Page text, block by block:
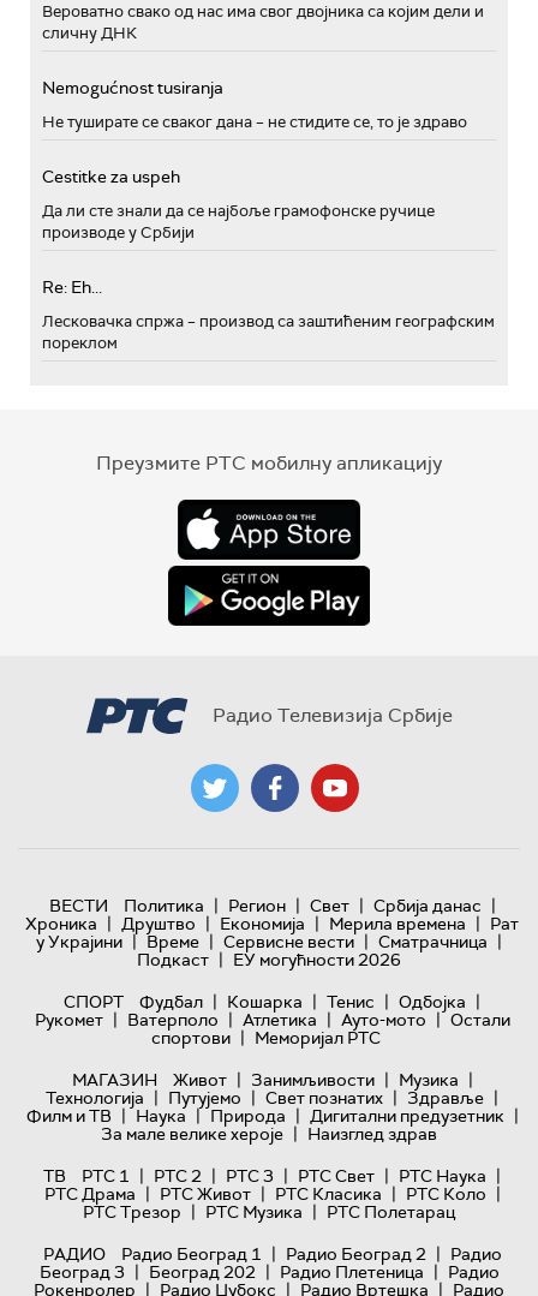
Вероватно свако од нас има свог двојника са којим дели и
сличну ДНК
Nemogućnost tusiranja
Не туширате се сваког дана – не стидите се, то је здраво
Cestitke za uspeh
Да ли сте знали да се најбоље грамофонске ручице
производе у Србији
Re: Eh...
Лесковачка спржа – производ са заштићеним географским
пореклом
Преузмите РТС мобилну апликацију
Радио Телевизија Србије
ВЕСТИ Политика | Регион | Свет | Србија данас |
Хроника | Друштво | Економија | Мерила времена | Рат
у Украјини | Време | Сервисне вести | Сматрачница |
Подкаст | ЕУ могућности 2026
СПОРТ
Фудбал | Кошарка | Тенис | Одбојка |
Рукомет | Ватерполо | Атлетика | Ауто-мото | Остали
спортови | Меморијал РТС
МАГАЗИН
Живот | Занимљивости | Музика |
Технологијa | Путујемо | Свет познатих | Здравље |
Филм и ТВ | Наука | Природа | Дигитални предузетник |
За мале велике хероје | Наизглед здрав
ТВ
РТС 1 | РТС 2 | РТС 3 | РТС Свет | РТС Наука |
РТС Драма | РТС Живот | РТС Класика | РТС Коло |
РТС Трезор | РТС Музика | РТС Полетарац
РАДИО
Радио Београд 1 | Радио Београд 2 | Радио
Београд 3 | Београд 202 | Радио Плетеница | Радио
Рокенролер | Радио Џубокс | Радио Вртешка | Радио